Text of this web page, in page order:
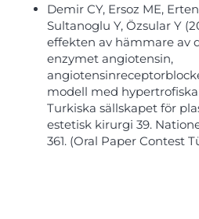
Demir CY, Ersoz ME,
Sultanoglu Y, Özsular Y
effekten av hämmare av
enzymet angiotensin,
modell med
Turkiska sällskapet för
estetisk kirurgi 39.
361. (Oral Paper Contest